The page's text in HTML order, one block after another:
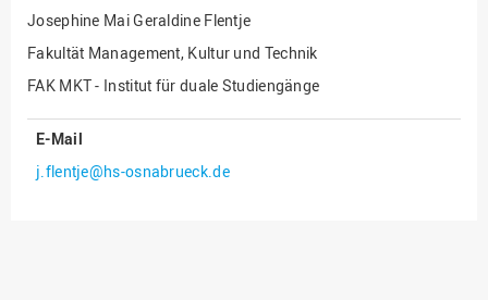
Gesellschaftliches
Engagement
Hochschulplanung/-
strategie
Josephine Mai Geraldine Flentje
Fakultät Management, Kultur und Technik
FAK MKT - Institut für duale Studiengänge
E-Mail
j.flentje@hs-osnabrueck.de